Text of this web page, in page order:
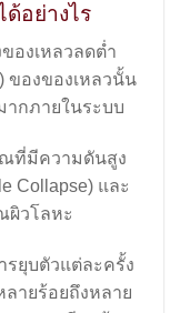
อย่างไร
องเหลวลดต่ำ
ของของเหลวนั้น
ากภายในระบบ
ณที่มีความดันสูง
Collapse) และ
ผิวโลหะ
รยุบตัวแต่ละครั้ง
ลายร้อยถึงหลาย